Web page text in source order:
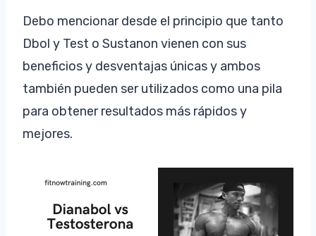
Debo mencionar desde el principio que tanto
Dbol y Test o Sustanon vienen con sus
beneficios y desventajas únicas y ambos
también pueden ser utilizados como una pila
para obtener resultados más rápidos y
mejores.